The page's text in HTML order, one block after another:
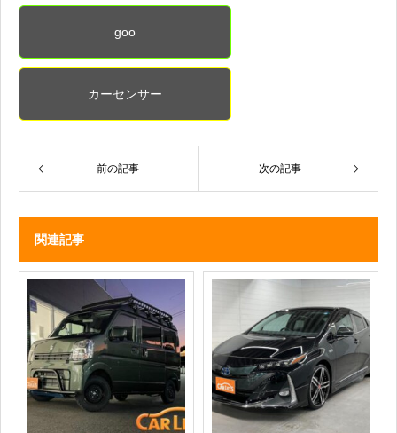
goo
カーセンサー
前の記事 次の記事
関連記事